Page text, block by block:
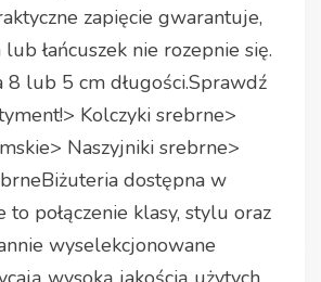
zapięcie gwarantuje,
łańcuszek nie rozepnie się.
8 lub 5 cm długości.Sprawdź
Kolczyki srebrne>
Naszyjniki srebrne>
dostępna w
to połączenie klasy, stylu oraz
wyselekcjonowane